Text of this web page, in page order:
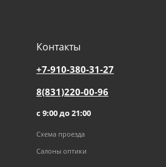
Контакты
+7-910-380-31-27
8(831)220-00-96
с 9:00 до 21:00
Схема проезда
Салоны оптики